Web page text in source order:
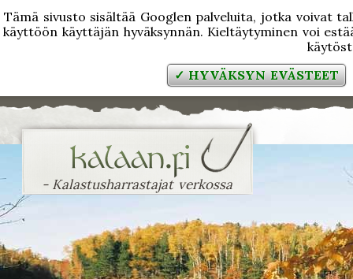
Tämä sivusto sisältää Googlen palveluita, jotka voivat
käyttöön käyttäjän hyväksynnän. Kieltäytyminen voi
✓ HYVÄKSYN EVÄSTEET
- Kalastusharrastajat verkossa